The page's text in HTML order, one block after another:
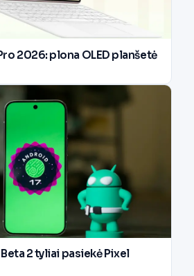
2026: plona OLED planšetė
2 tyliai pasiekė Pixel